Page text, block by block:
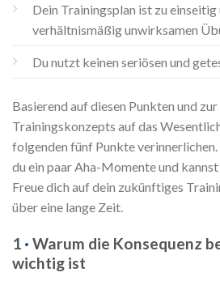
Dein Trainingsplan ist zu einseitig
verhältnismäßig unwirksamen
Du nutzt keinen seriösen und
Basierend auf diesen Punkten und
Trainingskonzepts auf das
folgenden fünf Punkte
du ein paar Aha-Momente und kannst
Freue dich auf dein zukünftiges
über eine lange Zeit.
1 · Warum die Konsequenz
wichtig ist